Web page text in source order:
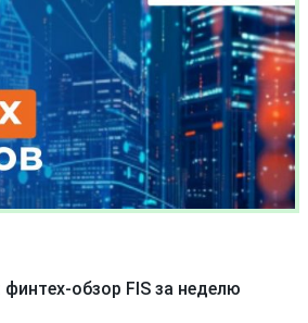
обзор FIS за неделю